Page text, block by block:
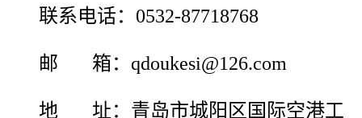
联系电话：0532-87718768
邮 箱：qdoukesi@126.com
地 址：青岛市城阳区国际空港工